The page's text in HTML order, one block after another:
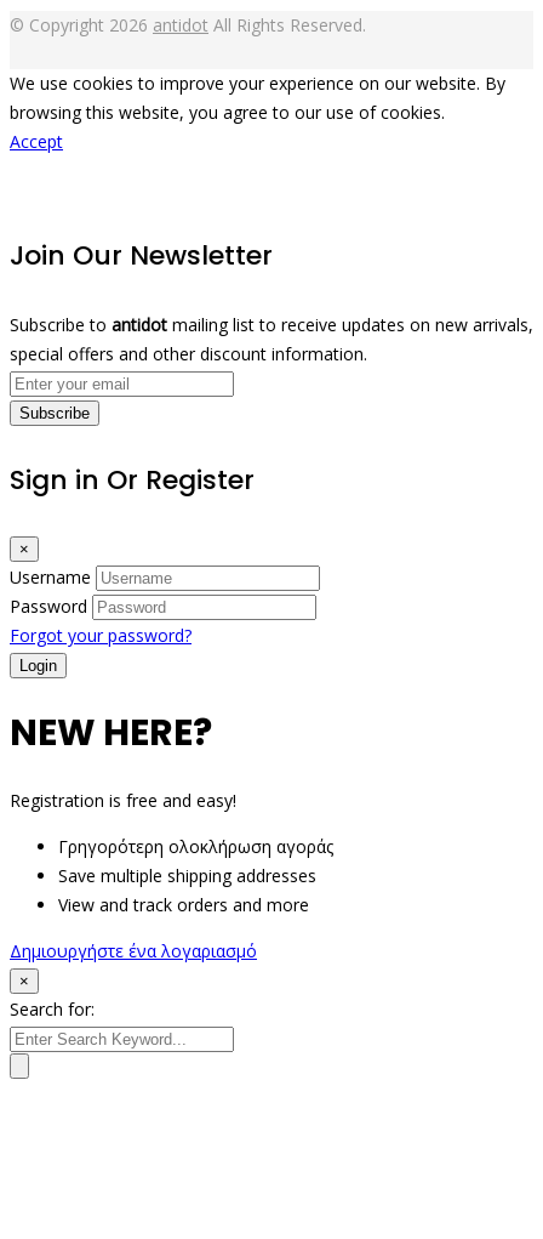
© Copyright 2026 antidot All Rights Reserved.
We use cookies to improve your experience on our website. By
browsing this website, you agree to our use of cookies.
Accept
Join Our Newsletter
Subscribe to antidot mailing list to receive updates on new arrivals,
special offers and other discount information.
Subscribe
Sign in Or Register
×
Username
Password
Forgot your password?
NEW HERE?
Registration is free and easy!
Γρηγορότερη ολοκλήρωση αγοράς
Save multiple shipping addresses
View and track orders and more
Δημιουργήστε ένα λογαριασμό
×
Search for: